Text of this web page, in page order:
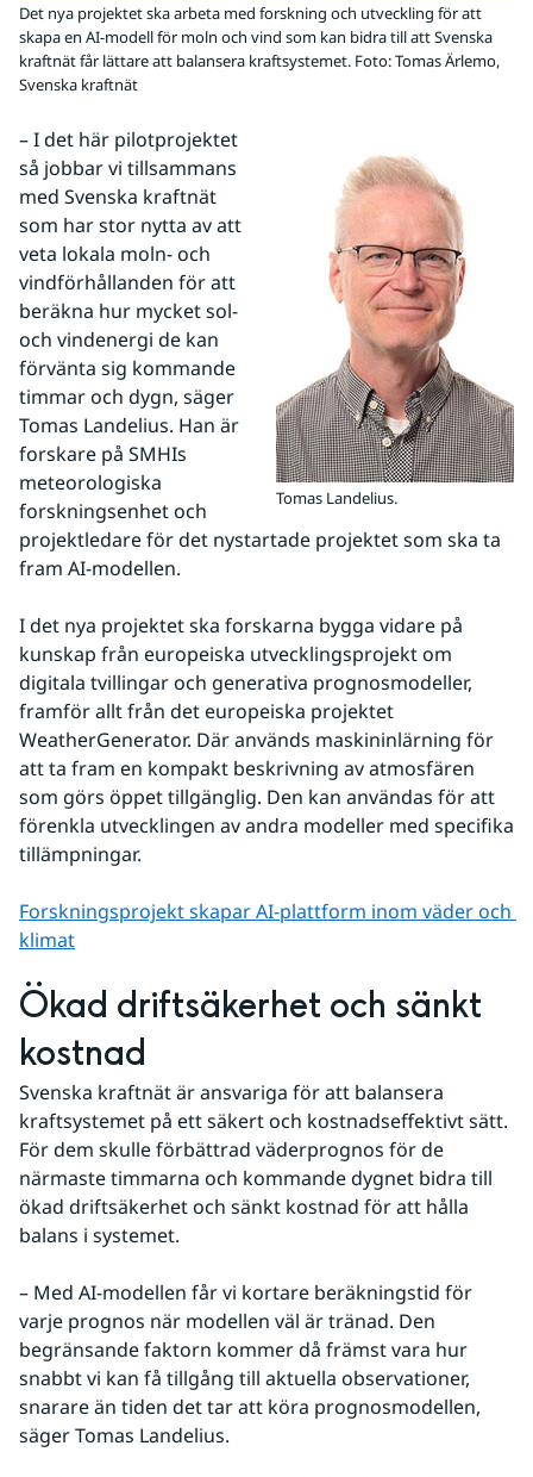
Det nya projektet ska arbeta med forskning och utveckling för att
skapa en AI-modell för moln och vind som kan bidra till att Svenska
kraftnät får lättare att balansera kraftsystemet. Foto: Tomas Ärlemo,
Svenska kraftnät
Tomas Landelius.
– I det här pilotprojektet
så jobbar vi tillsammans
med Svenska kraftnät
som har stor nytta av att
veta lokala moln- och
vindförhållanden för att
beräkna hur mycket sol-
och vindenergi de kan
förvänta sig kommande
timmar och dygn, säger
Tomas Landelius. Han är
forskare på SMHIs
meteorologiska
forskningsenhet och
projektledare för det nystartade projektet som ska ta
fram AI-modellen.
I det nya projektet ska forskarna bygga vidare på
kunskap från europeiska utvecklingsprojekt om
digitala tvillingar och generativa prognosmodeller,
framför allt från det europeiska projektet
WeatherGenerator. Där används maskininlärning för
att ta fram en kompakt beskrivning av atmosfären
som görs öppet tillgänglig. Den kan användas för att
förenkla utvecklingen av andra modeller med specifika
tillämpningar.
Forskningsprojekt skapar AI-plattform inom väder och
klimat
Ökad driftsäkerhet och sänkt
kostnad
Svenska kraftnät är ansvariga för att balansera
kraftsystemet på ett säkert och kostnadseffektivt sätt.
För dem skulle förbättrad väderprognos för de
närmaste timmarna och kommande dygnet bidra till
ökad driftsäkerhet och sänkt kostnad för att hålla
balans i systemet.
– Med AI-modellen får vi kortare beräkningstid för
varje prognos när modellen väl är tränad. Den
begränsande faktorn kommer då främst vara hur
snabbt vi kan få tillgång till aktuella observationer,
snarare än tiden det tar att köra prognosmodellen,
säger Tomas Landelius.